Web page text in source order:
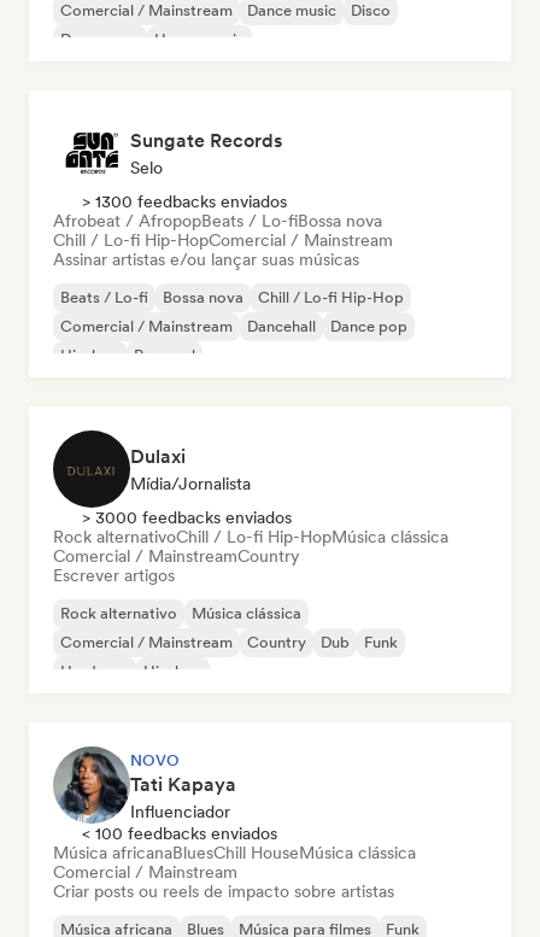
Comercial / Mainstream
Dance music
Disco
Dream pop
House music
Sungate Records
Selo
> 1300 feedbacks enviados
Afrobeat / AfropopBeats / Lo-fiBossa nova
Chill / Lo-fi Hip-HopComercial / Mainstream
Assinar artistas e/ou lançar suas músicas
Beats / Lo-fi Bossa nova
Chill / Lo-fi Hip-Hop
Comercial / Mainstream
Dancehall
Dance pop
Hip-hop
Pop soul
Dulaxi
Mídia/Jornalista
> 3000 feedbacks enviados
Rock alternativoChill / Lo-fi Hip-HopMúsica clássica
Comercial / MainstreamCountry
Escrever artigos
Rock alternativo
Música clássica
Comercial / Mainstream
Country Dub
Funk
Hardcore
Hip-hop
NOVO
Tati Kapaya
Influenciador
< 100 feedbacks enviados
Música africanaBluesChill HouseMúsica clássica
Comercial / Mainstream
Criar posts ou reels de impacto sobre artistas
Música africana Blues Música para filmes Funk